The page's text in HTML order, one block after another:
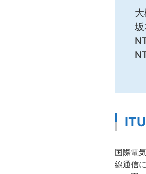
国際電
線通信